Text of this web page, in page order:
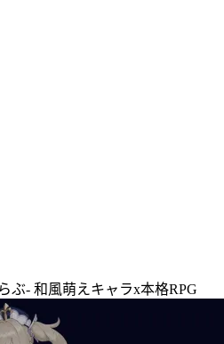
ぶ- 和風萌えキャラx本格RPG